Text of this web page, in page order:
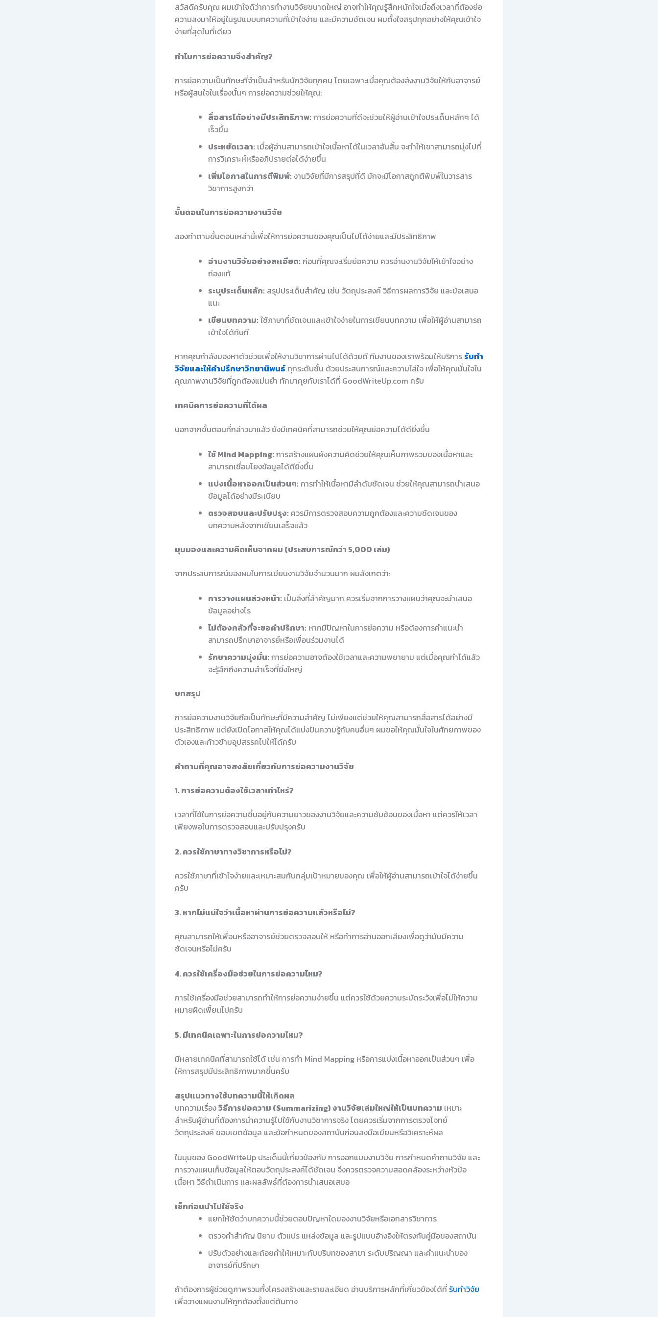
สวัสดีครับคุณ ผมเข้าใจดีว่าการทำงานวิจัยขนาดใหญ่ อาจทำให้คุณรู้สึกหนักใจเมื่อถึงเวลาที่ต้องย่อ
ความลงมาให้อยู่ในรูปแบบบทความที่เข้าใจง่าย และมีความชัดเจน ผมตั้งใจสรุปทุกอย่างให้คุณเข้าใจ
ง่ายที่สุดในที่เดียว
ทำไมการย่อความจึงสำคัญ?
การย่อความเป็นทักษะที่จำเป็นสำหรับนักวิจัยทุกคน โดยเฉพาะเมื่อคุณต้องส่งงานวิจัยให้กับอาจารย์
หรือผู้สนใจในเรื่องนั้นๆ การย่อความช่วยให้คุณ:
สื่อสารได้อย่างมีประสิทธิภาพ: การย่อความที่ดีจะช่วยให้ผู้อ่านเข้าใจประเด็นหลักๆ ได้
เร็วขึ้น
ประหยัดเวลา: เมื่อผู้อ่านสามารถเข้าใจเนื้อหาได้ในเวลาอันสั้น จะทำให้เขาสามารถมุ่งไปที่
การวิเคราะห์หรืออภิปรายต่อได้ง่ายขึ้น
เพิ่มโอกาสในการตีพิมพ์: งานวิจัยที่มีการสรุปที่ดี มักจะมีโอกาสถูกตีพิมพ์ในวารสาร
วิชาการสูงกว่า
ขั้นตอนในการย่อความงานวิจัย
ลองทำตามขั้นตอนเหล่านี้เพื่อให้การย่อความของคุณเป็นไปได้ง่ายและมีประสิทธิภาพ
อ่านงานวิจัยอย่างละเอียด: ก่อนที่คุณจะเริ่มย่อความ ควรอ่านงานวิจัยให้เข้าใจอย่าง
ถ่องแท้
ระบุประเด็นหลัก: สรุปประเด็นสำคัญ เช่น วัตถุประสงค์ วิธีการผลการวิจัย และข้อเสนอ
แนะ
เขียนบทความ: ใช้ภาษาที่ชัดเจนและเข้าใจง่ายในการเขียนบทความ เพื่อให้ผู้อ่านสามารถ
เข้าใจได้ทันที
หากคุณกำลังมองหาตัวช่วยเพื่อให้งานวิชาการผ่านไปได้ด้วยดี ทีมงานของเราพร้อมให้บริการ รับทำ
วิจัยและให้คำปรึกษาวิทยานิพนธ์ ทุกระดับชั้น ด้วยประสบการณ์และความใส่ใจ เพื่อให้คุณมั่นใจใน
คุณภาพงานวิจัยที่ถูกต้องแม่นยำ ทักมาคุยกับเราได้ที่ GoodWriteUp.com ครับ
เทคนิคการย่อความที่ได้ผล
นอกจากขั้นตอนที่กล่าวมาแล้ว ยังมีเทคนิคที่สามารถช่วยให้คุณย่อความได้ดียิ่งขึ้น
ใช้ Mind Mapping: การสร้างแผนผังความคิดช่วยให้คุณเห็นภาพรวมของเนื้อหาและ
สามารถเชื่อมโยงข้อมูลได้ดียิ่งขึ้น
แบ่งเนื้อหาออกเป็นส่วนๆ: การทำให้เนื้อหามีลำดับชัดเจน ช่วยให้คุณสามารถนำเสนอ
ข้อมูลได้อย่างมีระเบียบ
ตรวจสอบและปรับปรุง: ควรมีการตรวจสอบความถูกต้องและความชัดเจนของ
บทความหลังจากเขียนเสร็จแล้ว
มุมมองและความคิดเห็นจากผม (ประสบการณ์กว่า 5,000 เล่ม)
จากประสบการณ์ของผมในการเขียนงานวิจัยจำนวนมาก ผมสังเกตว่า:
การวางแผนล่วงหน้า: เป็นสิ่งที่สำคัญมาก ควรเริ่มจากการวางแผนว่าคุณจะนำเสนอ
ข้อมูลอย่างไร
ไม่ต้องกลัวที่จะขอคำปรึกษา: หากมีปัญหาในการย่อความ หรือต้องการคำแนะนำ
สามารถปรึกษาอาจารย์หรือเพื่อนร่วมงานได้
รักษาความมุ่งมั่น: การย่อความอาจต้องใช้เวลาและความพยายาม แต่เมื่อคุณทำได้แล้ว
จะรู้สึกถึงความสำเร็จที่ยิ่งใหญ่
บทสรุป
การย่อความงานวิจัยถือเป็นทักษะที่มีความสำคัญ ไม่เพียงแต่ช่วยให้คุณสามารถสื่อสารได้อย่างมี
ประสิทธิภาพ แต่ยังเปิดโอกาสให้คุณได้แบ่งปันความรู้กับคนอื่นๆ ผมขอให้คุณมั่นใจในศักยภาพของ
ตัวเองและก้าวข้ามอุปสรรคไปให้ได้ครับ
คำถามที่คุณอาจสงสัยเกี่ยวกับการย่อความงานวิจัย
1. การย่อความต้องใช้เวลาเท่าไหร่?
เวลาที่ใช้ในการย่อความขึ้นอยู่กับความยาวของงานวิจัยและความซับซ้อนของเนื้อหา แต่ควรให้เวลา
เพียงพอในการตรวจสอบและปรับปรุงครับ
2. ควรใช้ภาษาทางวิชาการหรือไม่?
ควรใช้ภาษาที่เข้าใจง่ายและเหมาะสมกับกลุ่มเป้าหมายของคุณ เพื่อให้ผู้อ่านสามารถเข้าใจได้ง่ายขึ้น
ครับ
3. หากไม่แน่ใจว่าเนื้อหาผ่านการย่อความแล้วหรือไม่?
คุณสามารถให้เพื่อนหรืออาจารย์ช่วยตรวจสอบให้ หรือทำการอ่านออกเสียงเพื่อดูว่ามันมีความ
ชัดเจนหรือไม่ครับ
4. ควรใช้เครื่องมือช่วยในการย่อความไหม?
การใช้เครื่องมือช่วยสามารถทำให้การย่อความง่ายขึ้น แต่ควรใช้ด้วยความระมัดระวังเพื่อไม่ให้ความ
หมายผิดเพี้ยนไปครับ
5. มีเทคนิคเฉพาะในการย่อความไหม?
มีหลายเทคนิคที่สามารถใช้ได้ เช่น การทำ Mind Mapping หรือการแบ่งเนื้อหาออกเป็นส่วนๆ เพื่อ
ให้การสรุปมีประสิทธิภาพมากขึ้นครับ
สรุปแนวทางใช้บทความนี้ให้เกิดผล
บทความเรื่องวิธีการย่อความ (Summarizing) งานวิจัยเล่มใหญ่ให้เป็นบทความ เหมาะ
สำหรับผู้อ่านที่ต้องการนำความรู้ไปใช้กับงานวิชาการจริง โดยควรเริ่มจากการตรวจโจทย์
วัตถุประสงค์ ขอบเขตข้อมูล และข้อกำหนดของสถาบันก่อนลงมือเขียนหรือวิเคราะห์ผล
ในมุมของ GoodWriteUp ประเด็นนี้เกี่ยวข้องกับ การออกแบบงานวิจัย การกำหนดคำถามวิจัย และ
การวางแผนเก็บข้อมูลให้ตอบวัตถุประสงค์ได้ชัดเจน จึงควรตรวจความสอดคล้องระหว่างหัวข้อ
เนื้อหา วิธีดำเนินการ และผลลัพธ์ที่ต้องการนำเสนอเสมอ
เช็กก่อนนำไปใช้จริง
แยกให้ชัดว่าบทความนี้ช่วยตอบปัญหาใดของงานวิจัยหรือเอกสารวิชาการ
ตรวจคำสำคัญ นิยาม ตัวแปร แหล่งข้อมูล และรูปแบบอ้างอิงให้ตรงกับคู่มือของสถาบัน
ปรับตัวอย่างและถ้อยคำให้เหมาะกับบริบทของสาขา ระดับปริญญา และคำแนะนำของ
อาจารย์ที่ปรึกษา
ถ้าต้องการผู้ช่วยดูภาพรวมทั้งโครงสร้างและรายละเอียด อ่านบริการหลักที่เกี่ยวข้องได้ที่ รับทำวิจัย
เพื่อวางแผนงานให้ถูกต้องตั้งแต่ต้นทาง